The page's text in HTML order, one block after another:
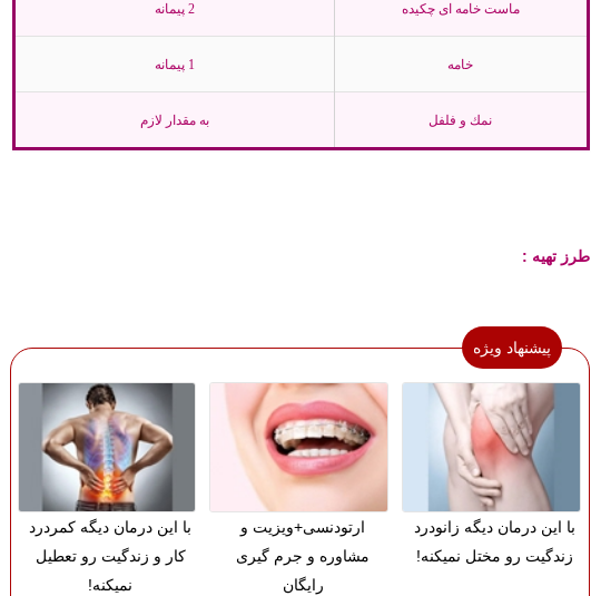
ماست خامه ای چكیده 2 پیمانه
خامه 1 پیمانه
نمك و فلفل به مقدار لازم
طرز تهیه :
پیشنهاد ویژه
با این درمان دیگه زانودرد
زندگیت رو مختل نمیکنه!
ارتودنسی+ویزیت و
مشاوره و جرم گیری
رایگان
با این درمان دیگه کمردرد
کار و زندگیت رو تعطیل
نمیکنه!